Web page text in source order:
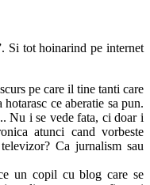
Si tot hoinarind pe internet
pe care il tine tanti care
ce aberatie sa pun.
Nu i se vede fata, ci doar i
atunci cand vorbeste
Ca jurnalism sau
un copil cu blog care se